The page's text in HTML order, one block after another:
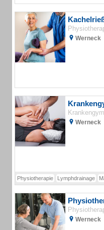
Werneck
Werneck
Physiotherapie Lymphdrainage
Werneck